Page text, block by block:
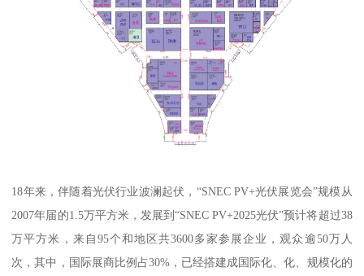
18年来，伴随着光伏行业波澜起伏，“SNEC PV+光伏展览会”规模从
2007年届的1.5万平方米，发展到“SNEC PV+2025光伏”预计将超过38
万平方米，来自95个和地区共3600多家参展企业，观众逾50万人
次，其中，国际展商比例占30%，已经搭建成国际化、化、规模化的